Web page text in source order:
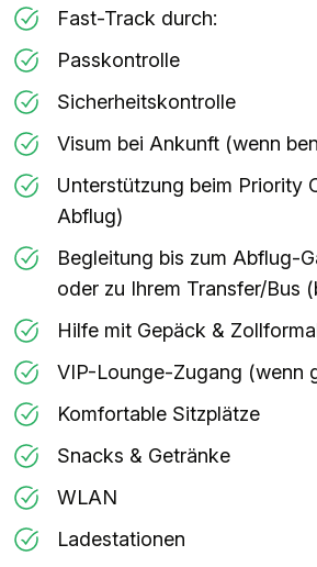
Fast-Track durch:
Passkontrolle
Sicherheitskontrolle
Visum bei Ankunft (wenn
Unterstützung beim Priority
Abflug)
Begleitung bis zum Abflug-
oder zu Ihrem Transfer/Bus
Hilfe mit Gepäck &
VIP-Lounge-Zugang (wenn
Komfortable Sitzplätze
Snacks & Getränke
WLAN
Ladestationen